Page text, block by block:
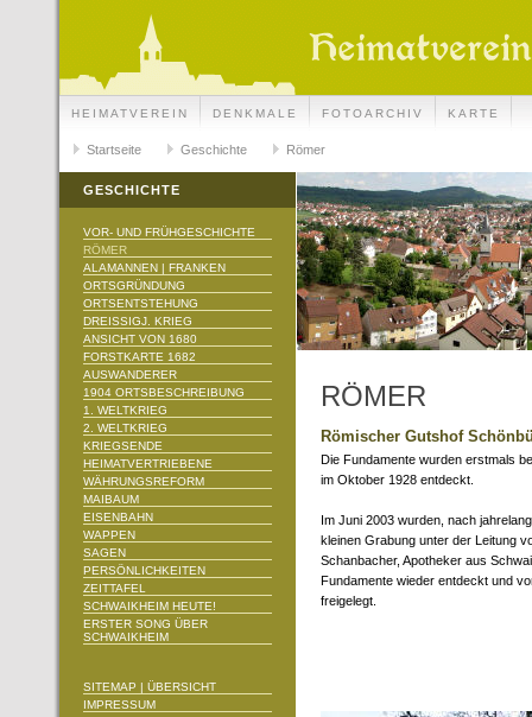
HEIMATVEREIN DENKMALE FOTOARCHIV KARTE
Startseite Geschichte Römer
GESCHICHTE
VOR- UND FRÜHGESCHICHTE
RÖMER
ALAMANNEN | FRANKEN
ORTSGRÜNDUNG
ORTSENTSTEHUNG
DREISSIGJ. KRIEG
ANSICHT VON 1680
FORSTKARTE 1682
AUSWANDERER
1904 ORTSBESCHREIBUNG
1. WELTKRIEG
2. WELTKRIEG
KRIEGSENDE
HEIMATVERTRIEBENE
WÄHRUNGSREFORM
MAIBAUM
EISENBAHN
WAPPEN
SAGEN
PERSÖNLICHKEITEN
ZEITTAFEL
SCHWAIKHEIM HEUTE!
ERSTER SONG ÜBER
SCHWAIKHEIM
SITEMAP | ÜBERSICHT
IMPRESSUM
RÖMER
Römischer Gutshof
Die Fundamente wurden erstmals
im Oktober 1928 entdeckt.
Im Juni 2003 wurden, nach
kleinen Grabung unter der Leitung
Schanbacher, Apotheker aus
Fundamente wieder entdeckt und
freigelegt.